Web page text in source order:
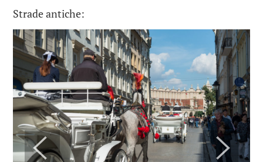
Strade antiche: